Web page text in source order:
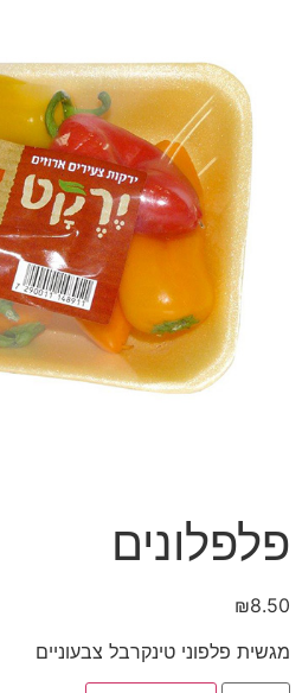
פלפלונים
₪8.50
מגשית פלפוני טינקרבל צבעוניים